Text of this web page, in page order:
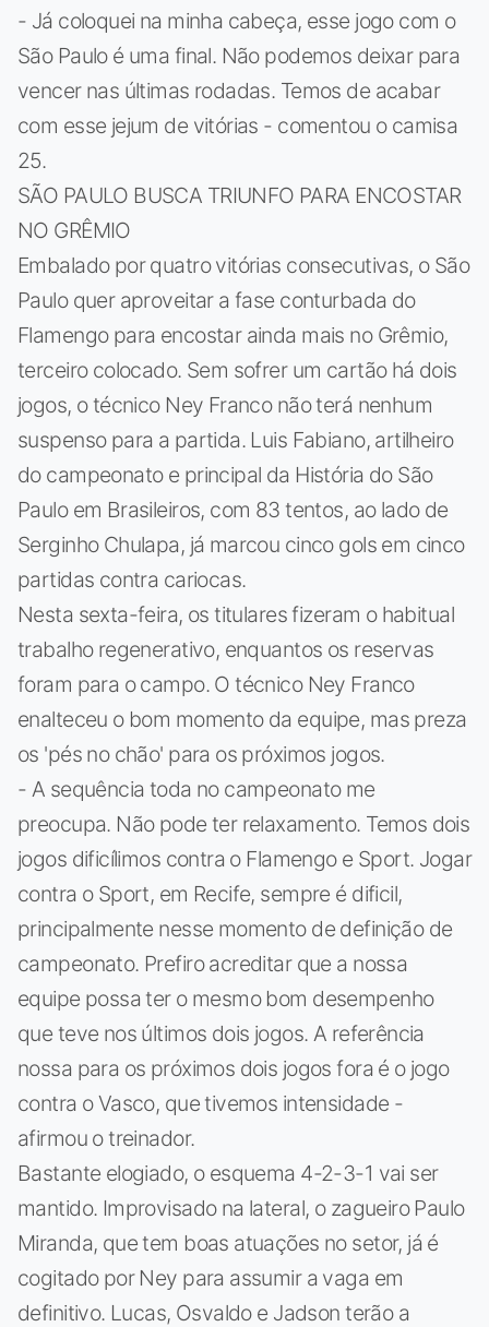
- Já coloquei na minha cabeça, esse jogo com o
São Paulo é uma final. Não podemos deixar para
vencer nas últimas rodadas. Temos de acabar
com esse jejum de vitórias - comentou o camisa
25.
SÃO PAULO BUSCA TRIUNFO PARA ENCOSTAR
NO GRÊMIO
Embalado por quatro vitórias consecutivas, o São
Paulo quer aproveitar a fase conturbada do
Flamengo para encostar ainda mais no Grêmio,
terceiro colocado. Sem sofrer um cartão há dois
jogos, o técnico Ney Franco não terá nenhum
suspenso para a partida. Luis Fabiano, artilheiro
do campeonato e principal da História do São
Paulo em Brasileiros, com 83 tentos, ao lado de
Serginho Chulapa, já marcou cinco gols em cinco
partidas contra cariocas.
Nesta sexta-feira, os titulares fizeram o habitual
trabalho regenerativo, enquantos os reservas
foram para o campo. O técnico Ney Franco
enalteceu o bom momento da equipe, mas preza
os 'pés no chão' para os próximos jogos.
- A sequência toda no campeonato me
preocupa. Não pode ter relaxamento. Temos dois
jogos dificílimos contra o Flamengo e Sport. Jogar
contra o Sport, em Recife, sempre é dificil,
principalmente nesse momento de definição de
campeonato. Prefiro acreditar que a nossa
equipe possa ter o mesmo bom desempenho
que teve nos últimos dois jogos. A referência
nossa para os próximos dois jogos fora é o jogo
contra o Vasco, que tivemos intensidade -
afirmou o treinador.
Bastante elogiado, o esquema 4-2-3-1 vai ser
mantido. Improvisado na lateral, o zagueiro Paulo
Miranda, que tem boas atuações no setor, já é
cogitado por Ney para assumir a vaga em
definitivo. Lucas, Osvaldo e Jadson terão a